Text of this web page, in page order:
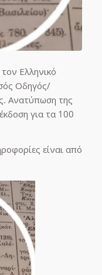
Ελληνικό
Οδηγός/
Ανατύπωση της
για τα 100
είναι από